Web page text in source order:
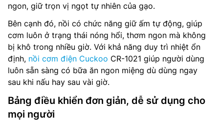
ngon, giữ trọn vị ngọt tự nhiên của gạo.
Bên cạnh đó, nồi có chức năng giữ ấm tự động, giúp
cơm luôn ở trạng thái nóng hổi, thơm ngon mà không
bị khô trong nhiều giờ. Với khả năng duy trì nhiệt ổn
định, nồi cơm điện Cuckoo CR-1021 giúp người dùng
luôn sẵn sàng có bữa ăn ngon miệng dù dùng ngay
sau khi nấu hay sau vài giờ.
Bảng điều khiển đơn giản, dễ sử dụng cho
mọi người